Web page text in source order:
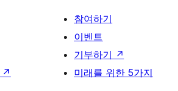
↗
참여하기
이벤트
기부하기 ↗
미래를 위한 5가지